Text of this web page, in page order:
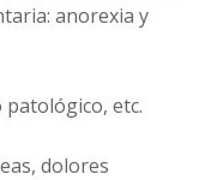
anorexia y
patológico, etc.
dolores